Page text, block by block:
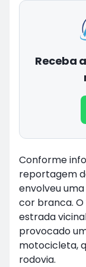
Receba
Conforme
reportagem
envolveu
cor branca.
estrada
provocado
motocicleta,
rodovia.